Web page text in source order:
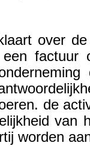
over
een
de
van
worden